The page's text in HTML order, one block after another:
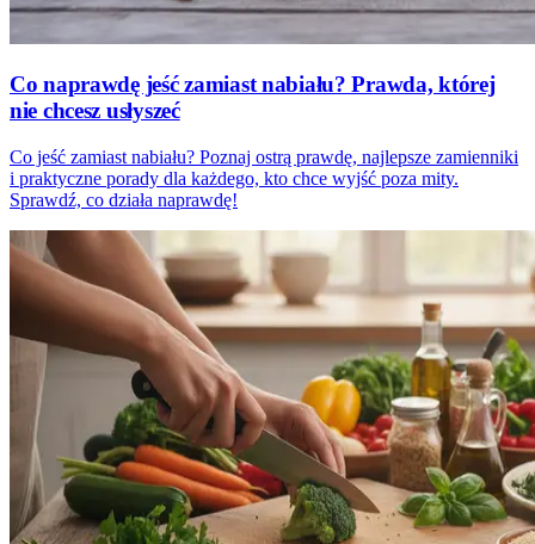
Co naprawdę jeść zamiast nabiału? Prawda, której
nie chcesz usłyszeć
Co jeść zamiast nabiału? Poznaj ostrą prawdę, najlepsze zamienniki
i praktyczne porady dla każdego, kto chce wyjść poza mity.
Sprawdź, co działa naprawdę!